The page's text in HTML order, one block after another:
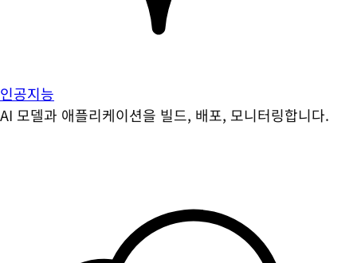
인공지능
AI 모델과 애플리케이션을 빌드, 배포, 모니터링합니다.